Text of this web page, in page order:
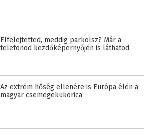
Elfelejtetted, meddig parkolsz? Már a
telefonod kezdőképernyőjén is láthatod
Az extrém hőség ellenére is Európa élén a
magyar csemegekukorica